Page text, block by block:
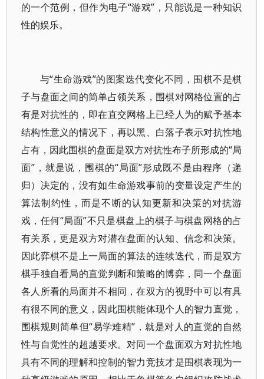
的一个范例，但作为电子“游戏”，只能说是一种知识
性的娱乐。
与“生命游戏”的图案迭代变化不同，围棋不是棋
子与盘面之间的简单占领关系，围棋对网格位置的占
有是对抗性的，即在直交网格上已经人为的赋予基本
结构性意义的情况下，再以黑、白落子表示对抗性地
占有，因此围棋的盘面是双方对抗性布子所形成的“局
面”，就是说，围棋的“局面”形成既不是由程序（递
归）决定的，没有如生命游戏事前的变量设定产生的
算法制约性，而是不断的认知更新和决策的对抗游
戏，任何“局面”不只是棋盘上的棋子与棋盘网格的占
有关系，更是双方对潜在盘面的认知、信念和决策。
因此弈棋不是上一局面的算法的连续迭代，而是双方
棋手独自看局的直觉判断和策略的博弈，同一个盘面
各人所看的局面并不相同，在双方的视野中可以有具
有很不同的意义，因此围棋能体现个人的智力直觉，
围棋规则简单但“易学难精”，就是对人的直觉的自然
性与自觉性的超越要求。对同一个盘面双方对抗性地
具有不同的理解和控制的智力竞技才是围棋表现为一